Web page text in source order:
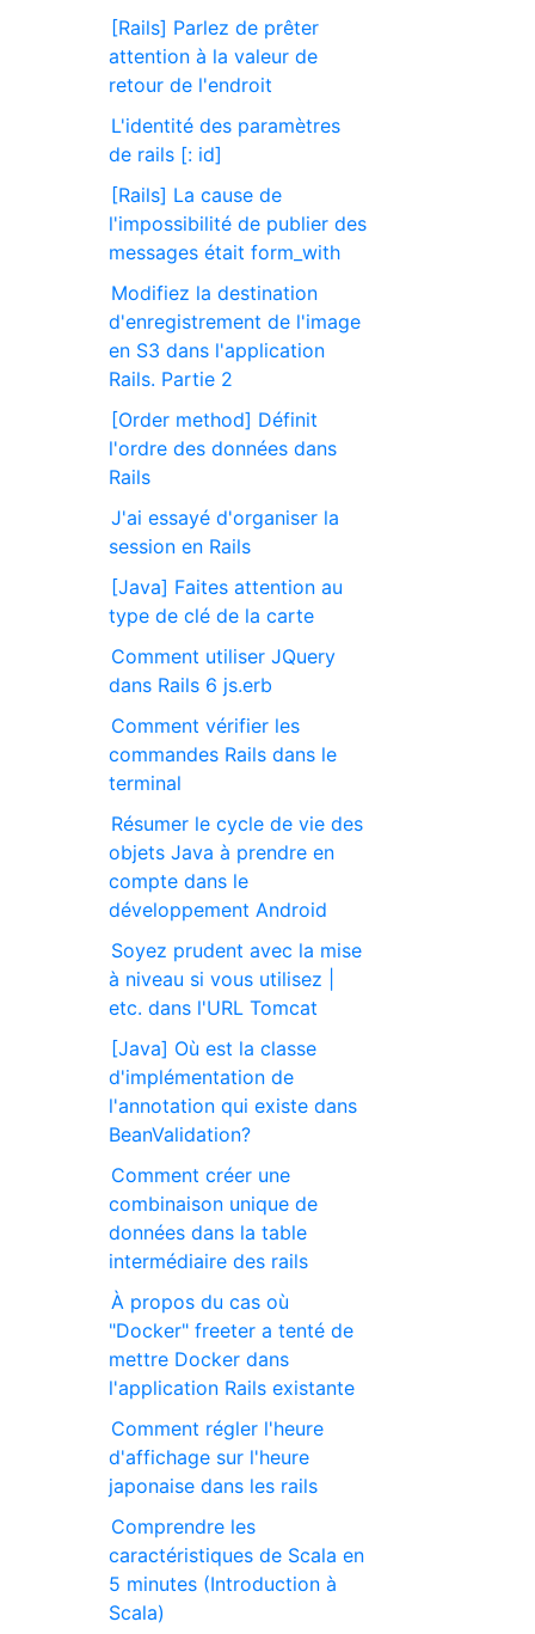
[Rails] Parlez de prêter
attention à la valeur de
retour de l'endroit
L'identité des paramètres
de rails [: id]
[Rails] La cause de
l'impossibilité de publier des
messages était form_with
Modifiez la destination
d'enregistrement de l'image
en S3 dans l'application
Rails. Partie 2
[Order method] Définit
l'ordre des données dans
Rails
J'ai essayé d'organiser la
session en Rails
[Java] Faites attention au
type de clé de la carte
Comment utiliser JQuery
dans Rails 6 js.erb
Comment vérifier les
commandes Rails dans le
terminal
Résumer le cycle de vie des
objets Java à prendre en
compte dans le
développement Android
Soyez prudent avec la mise
à niveau si vous utilisez |
etc. dans l'URL Tomcat
[Java] Où est la classe
d'implémentation de
l'annotation qui existe dans
BeanValidation?
Comment créer une
combinaison unique de
données dans la table
intermédiaire des rails
À propos du cas où
"Docker" freeter a tenté de
mettre Docker dans
l'application Rails existante
Comment régler l'heure
d'affichage sur l'heure
japonaise dans les rails
Comprendre les
caractéristiques de Scala en
5 minutes (Introduction à
Scala)